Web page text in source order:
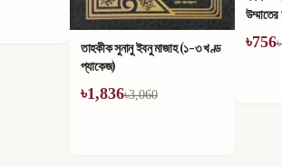
উম্মাতের মাঝে তার কুপ্রভাব (১-৪)
খণ্ড
৳756৳1,260
খণ্ডে
৳714৳